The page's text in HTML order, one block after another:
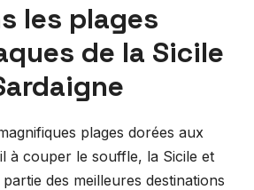
les plages
de la Sicile
plages dorées aux
à couper le souffle, la Sicile et
des meilleures destinations